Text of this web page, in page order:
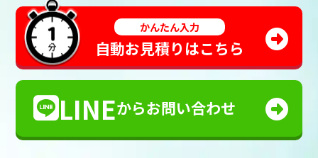
かんたん入力
自動お見積りはこちら
LINEからお問い合わせ